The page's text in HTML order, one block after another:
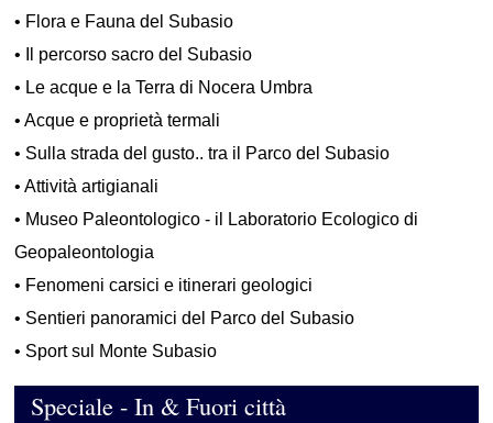
• Flora e Fauna del Subasio
•
Il percorso sacro del Subasio
• Le acque e la Terra di Nocera Umbra
•Acque e proprietà termali
• Sulla strada del gusto.. tra il Parco del Subasio
•Attività artigianali
• Museo Paleontologico - il Laboratorio Ecologico di
Geopaleontologia
• Fenomeni carsici e itinerari geologici
• Sentieri panoramici del Parco del Subasio
• Sport sul Monte Subasio
Speciale - In & Fuori città